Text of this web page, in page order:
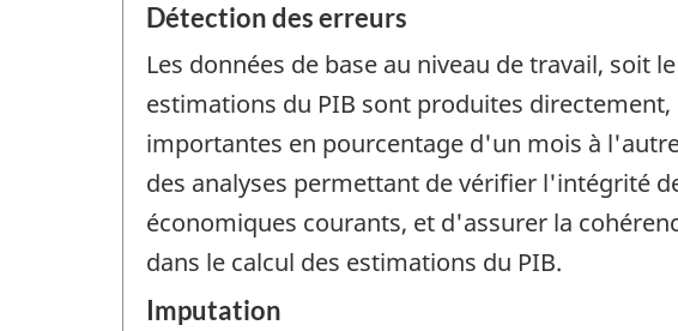
Détection des erreurs
Les données de base au niveau de travail, soit
estimations du PIB sont produites
importantes en pourcentage d'un mois à
des analyses permettant de vérifier l'intégrité
économiques courants, et d'assurer la
dans le calcul des estimations du PIB.
Imputation